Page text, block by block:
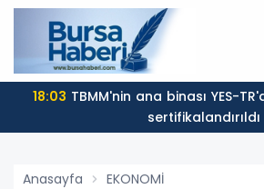
18:03
sertifikalandırıldı
Anasayfa EKONOMİ